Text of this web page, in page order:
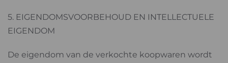
5. EIGENDOMSVOORBEHOUD EN INTELLECTUELE
EIGENDOM
De eigendom van de verkochte koopwaren wordt